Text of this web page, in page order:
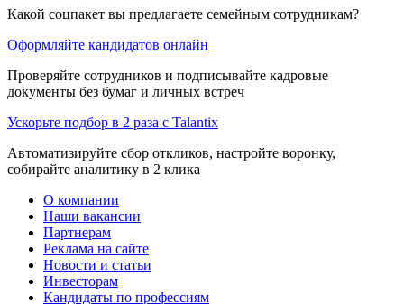
Какой соцпакет вы предлагаете семейным сотрудникам?
Оформляйте кандидатов онлайн
Проверяйте сотрудников и подписывайте кадровые
документы без бумаг и личных встреч
Ускорьте подбор в 2 раза с Talantix
Автоматизируйте сбор откликов, настройте воронку,
собирайте аналитику в 2 клика
О компании
Наши вакансии
Партнерам
Реклама на сайте
Новости и статьи
Инвесторам
Кандидаты по профессиям